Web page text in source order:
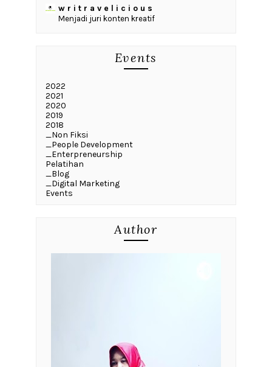
w r i t r a v e l i c i o u s
Menjadi juri konten kreatif
Events
2022
2021
2020
2019
2018
_Non Fiksi
_People Development
_Enterpreneurship
Pelatihan
_Blog
_Digital Marketing
Events
Author